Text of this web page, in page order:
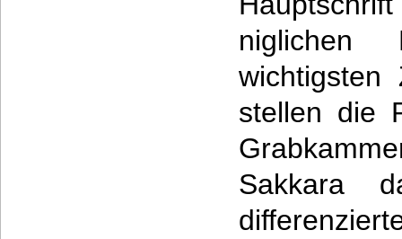
niglichen
wichtigsten
stellen die
Sakkara